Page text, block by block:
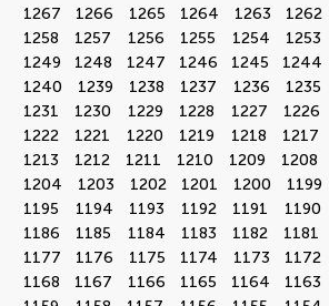
1267
1266 1265 1264 1263 1262
1258
1257 1256 1255 1254 1253
1249
1248 1247 1246 1245 1244
1240
1239 1238 1237 1236 1235
1231
1230 1229 1228 1227 1226
1222
1221 1220 1219 1218 1217
1213
1212 1211 1210 1209 1208
1204
1203 1202 1201 1200 1199
1195
1194 1193 1192 1191 1190
1186
1185 1184 1183 1182 1181
1177
1176 1175 1174 1173 1172
1168
1167 1166 1165 1164 1163